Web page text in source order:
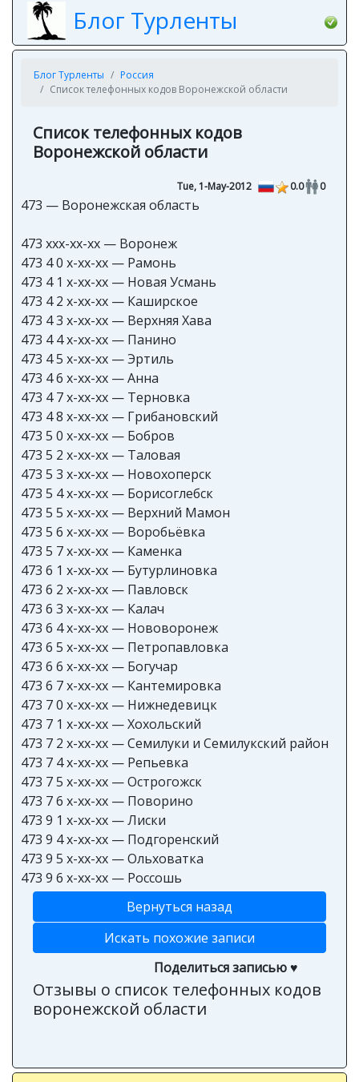
Блог Турленты
Блог Турленты
Россия
Список телефонных кодов Воронежской области
Список телефонных кодов
Воронежской области
Tue, 1-May-2012 0.0 0
473 — Воронежская область
473 xxx-xx-xx — Воронеж
473 4 0 x-xx-xx — Рамонь
473 4 1 x-xx-xx — Новая Усмань
473 4 2 x-xx-xx — Каширское
473 4 3 x-xx-xx — Верхняя Хава
473 4 4 x-xx-xx — Панино
473 4 5 x-xx-xx — Эртиль
473 4 6 x-xx-xx — Анна
473 4 7 x-xx-xx — Терновка
473 4 8 x-xx-xx — Грибановский
473 5 0 x-xx-xx — Бобров
473 5 2 x-xx-xx — Таловая
473 5 3 x-xx-xx — Новохоперск
473 5 4 x-xx-xx — Борисоглебск
473 5 5 x-xx-xx — Верхний Мамон
473 5 6 x-xx-xx — Воробьёвка
473 5 7 x-xx-xx — Каменка
473 6 1 x-xx-xx — Бутурлиновка
473 6 2 x-xx-xx — Павловск
473 6 3 x-xx-xx — Калач
473 6 4 x-xx-xx — Нововоронеж
473 6 5 x-xx-xx — Петропавловка
473 6 6 x-xx-xx — Богучар
473 6 7 x-xx-xx — Кантемировка
473 7 0 x-xx-xx — Нижнедевицк
473 7 1 x-xx-xx — Хохольский
473 7 2 x-xx-xx — Семилуки и Семилукский район
473 7 4 x-xx-xx — Репьевка
473 7 5 x-xx-xx — Острогожск
473 7 6 x-xx-xx — Поворино
473 9 1 x-xx-xx — Лиски
473 9 4 x-xx-xx — Подгоренский
473 9 5 x-xx-xx — Ольховатка
473 9 6 x-xx-xx — Россошь
Вернуться назад
Искать похожие записи
Поделиться записью ♥
Отзывы о список телефонных кодов
воронежской области